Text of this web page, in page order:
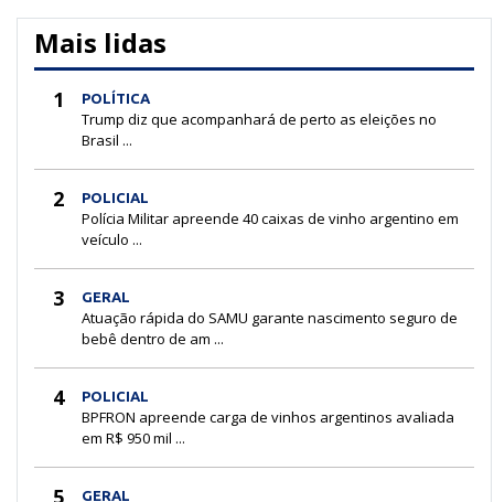
Mais lidas
1 POLÍTICA
Trump diz que acompanhará de perto as eleições no
Brasil ...
2 POLICIAL
Polícia Militar apreende 40 caixas de vinho argentino em
veículo ...
3 GERAL
Atuação rápida do SAMU garante nascimento seguro de
bebê dentro de am ...
4 POLICIAL
BPFRON apreende carga de vinhos argentinos avaliada
em R$ 950 mil ...
5 GERAL